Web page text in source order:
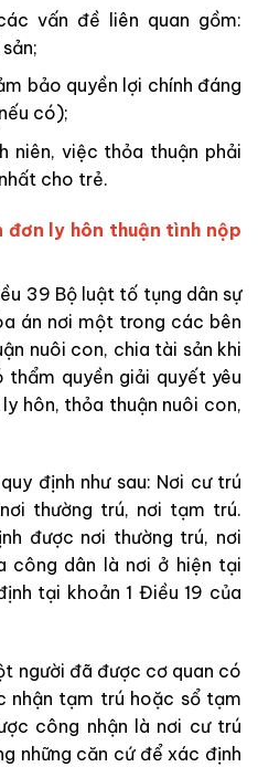
vấn đề liên quan gồm:
bảo quyền lợi chính đáng
có);
niên, việc thỏa thuận phải
cho trẻ.
đơn ly hôn thuận tình nộp
39 Bộ luật tố tụng dân sự
án nơi một trong các bên
nuôi con, chia tài sản khi
quyền giải quyết yêu
hôn, thỏa thuận nuôi con,
định như sau: Nơi cư trú
thường trú, nơi tạm trú.
được nơi thường trú, nơi
công dân là nơi ở hiện tại
tại khoản 1 Điều 19 của
người đã được cơ quan có
nhận tạm trú hoặc sổ tạm
công nhận là nơi cư trú
những căn cứ để xác định